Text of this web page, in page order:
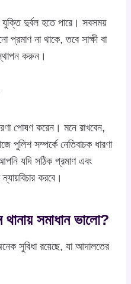
দুর্বল হতে পারে। সবসময়
না থাকে, তবে সাক্ষী বা
করুন।
পোষণ করেন। মনে রাখবেন,
পুলিশ সম্পর্কে নেতিবাচক ধারণা
যদি সঠিক প্রমাণ এবং
করবে।
থানায় সমাধান ভালো?
সুবিধা রয়েছে, যা আদালতের